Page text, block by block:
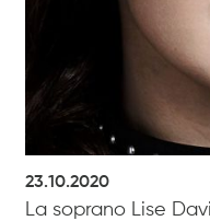
23.10.2020
La soprano Lise